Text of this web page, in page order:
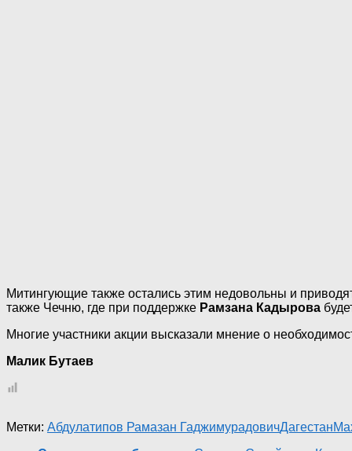
Митингующие также остались этим недовольны и
также Чечню, где при поддержке Рамзана Кадырова
Многие участники акции высказали мнение о
Малик Бутаев
Метки: Абдулатипов Рамазан ГаджимурадовичДагестан